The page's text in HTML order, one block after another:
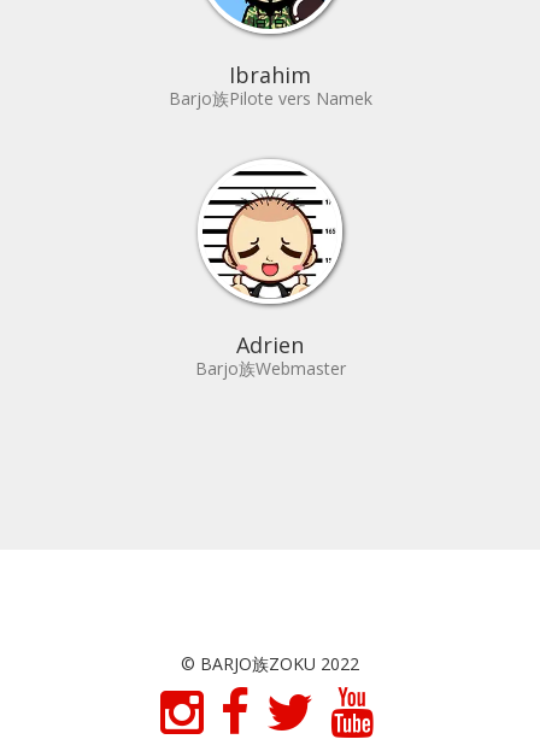
Ibrahim
Barjo族Pilote vers Namek
Adrien
Barjo族Webmaster
© BARJO族ZOKU 2022